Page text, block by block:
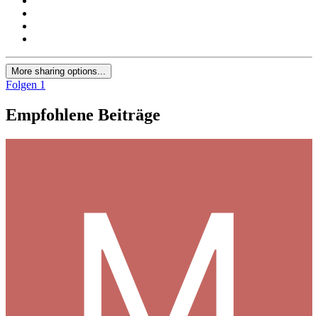
More sharing options...
Folgen 1
Empfohlene Beiträge